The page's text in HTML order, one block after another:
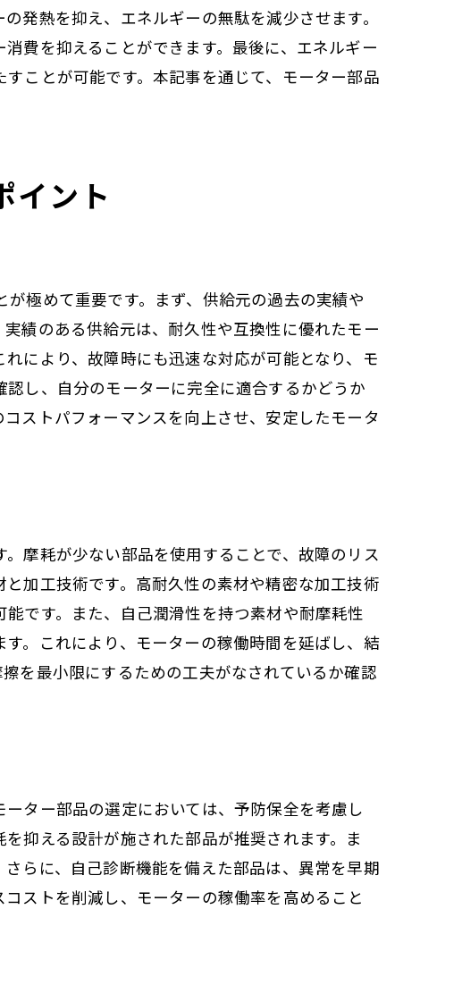
減
発熱を抑え、エネルギーの無駄を減少させます。
費を抑えることができます。最後に、エネルギー
ことが可能です。本記事を通じて、モーター部品
イント
極めて重要です。まず、供給元の過去の実績や
績のある供給元は、耐久性や互換性に優れたモー
により、故障時にも迅速な対応が可能となり、モ
し、自分のモーターに完全に適合するかどうか
ストパフォーマンスを向上させ、安定したモータ
摩耗が少ない部品を使用することで、故障のリス
加工技術です。高耐久性の素材や精密な加工技術
です。また、自己潤滑性を持つ素材や耐摩耗性
。これにより、モーターの稼働時間を延ばし、結
を最小限にするための工夫がなされているか確認
ター部品の選定においては、予防保全を考慮し
抑える設計が施された部品が推奨されます。ま
らに、自己診断機能を備えた部品は、異常を早期
ストを削減し、モーターの稼働率を高めること